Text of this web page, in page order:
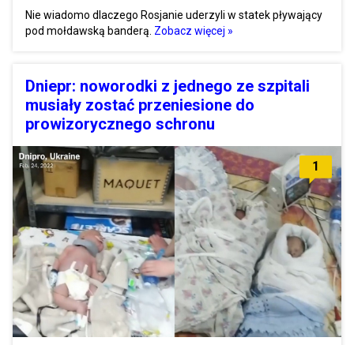
Nie wiadomo dlaczego Rosjanie uderzyli w statek pływający
pod mołdawską banderą. Zobacz więcej »
Dniepr: noworodki z jednego ze szpitali
musiały zostać przeniesione do
prowizorycznego schronu
1